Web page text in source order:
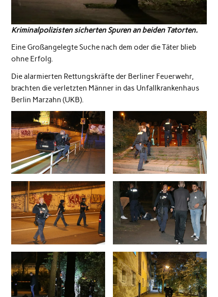
Kriminalpolizisten sicherten Spuren an beiden Tatorten.
Eine Großangelegte Suche nach dem oder die Täter blieb
ohne Erfolg.
Die alarmierten Rettungskräfte der Berliner Feuerwehr,
brachten die verletzten Männer in das Unfallkrankenhaus
Berlin Marzahn (UKB).